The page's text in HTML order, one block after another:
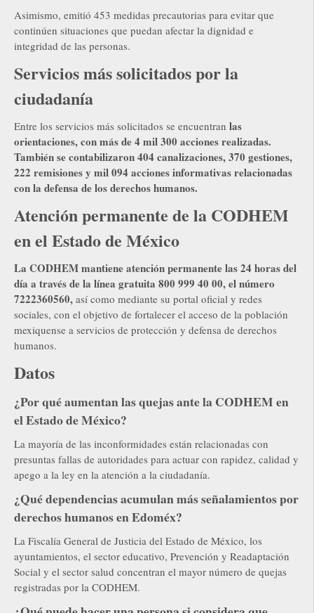
Asimismo, emitió 453 medidas precautorias para evitar que
continúen situaciones que puedan afectar la dignidad e
integridad de las personas.
Servicios más solicitados por la
ciudadanía
Entre los servicios más solicitados se encuentran las
orientaciones, con más de 4 mil 300 acciones realizadas.
También se contabilizaron 404 canalizaciones, 370 gestiones,
222 remisiones y mil 094 acciones informativas relacionadas
con la defensa de los derechos humanos.
Atención permanente de la CODHEM
en el Estado de México
La CODHEM mantiene atención permanente las 24 horas del
día a través de la línea gratuita 800 999 40 00, el número
7222360560, así como mediante su portal oficial y redes
sociales, con el objetivo de fortalecer el acceso de la población
mexiquense a servicios de protección y defensa de derechos
humanos.
Datos
¿Por qué aumentan las quejas ante la CODHEM en
el Estado de México?
La mayoría de las inconformidades están relacionadas con
presuntas fallas de autoridades para actuar con rapidez, calidad y
apego a la ley en la atención a la ciudadanía.
¿Qué dependencias acumulan más señalamientos por
derechos humanos en Edoméx?
La Fiscalía General de Justicia del Estado de México, los
ayuntamientos, el sector educativo, Prevención y Readaptación
Social y el sector salud concentran el mayor número de quejas
registradas por la CODHEM.